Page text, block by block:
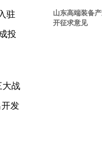
驻
投
大战
发
山东高端装备
开征求意见